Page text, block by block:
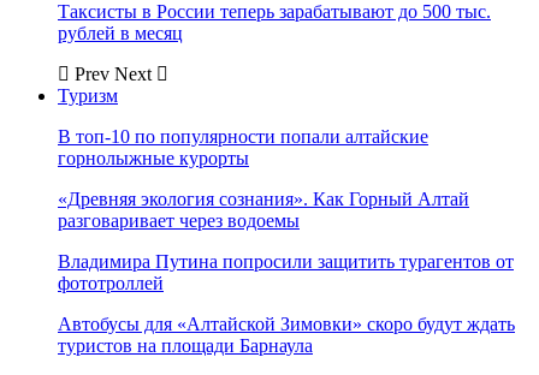
Таксисты в России теперь зарабатывают до 500 тыс.
рублей в месяц
Prev Next
Туризм
В топ-10 по популярности попали алтайские
горнолыжные курорты
«Древняя экология сознания». Как Горный Алтай
разговаривает через водоемы
Владимира Путина попросили защитить турагентов от
фототроллей
Автобусы для «Алтайской Зимовки» скоро будут ждать
туристов на площади Барнаула